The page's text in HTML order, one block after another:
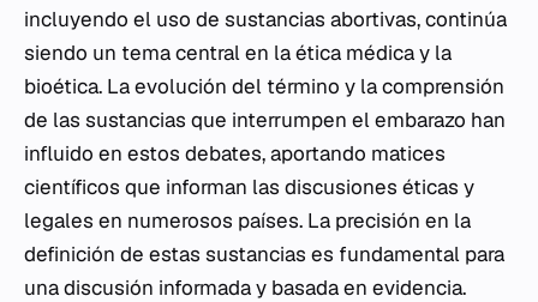
incluyendo el uso de sustancias abortivas, continúa
siendo un tema central en la ética médica y la
bioética. La evolución del término y la comprensión
de las sustancias que interrumpen el embarazo han
influido en estos debates, aportando matices
científicos que informan las discusiones éticas y
legales en numerosos países. La precisión en la
definición de estas sustancias es fundamental para
una discusión informada y basada en evidencia.